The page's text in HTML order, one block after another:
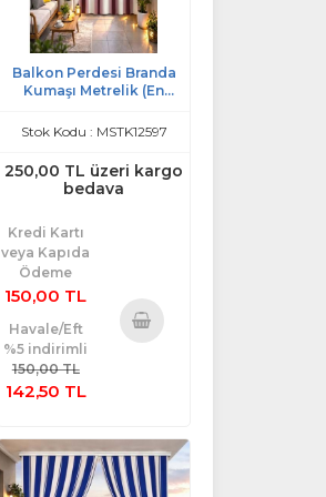
Balkon Perdesi Branda
Kumaşı Metrelik (En
Stok Kodu : MSTK12597
250,00 TL üzeri kargo
bedava
Kredi Kartı
veya Kapıda
Ödeme
150,00 TL
Havale/Eft
%5 indirimli
150,00 TL
142,50 TL